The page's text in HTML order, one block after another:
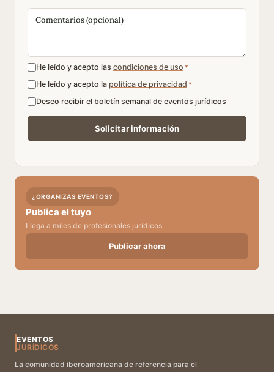
He leído y acepto las condiciones de uso *
He leído y acepto la política de privacidad *
Deseo recibir el boletín semanal de eventos jurídicos
¿ORGANIZAS EVENTOS?
Publica el tuyo
Llega a miles de profesionales jurídicos
Publicar ahora
EVENTOS
JURÍDICOS
La comunidad iberoamericana de referencia para el